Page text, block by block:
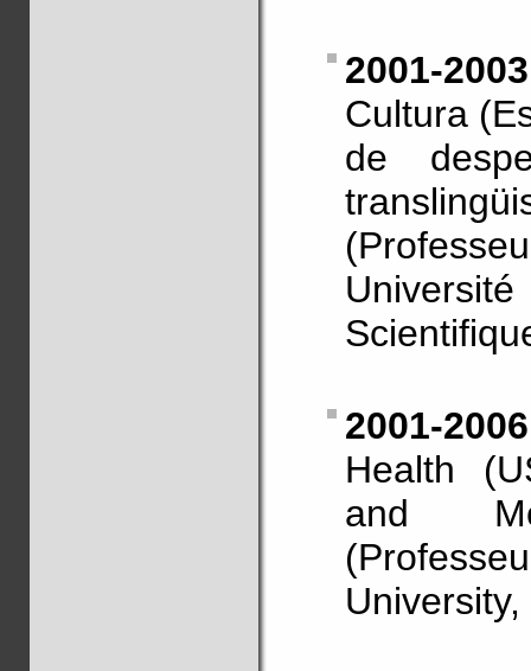
2001-2003
Cultura
de
2001-
Health
and